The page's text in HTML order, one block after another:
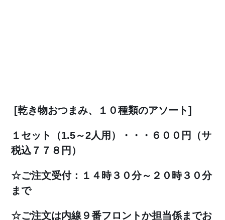
[乾き物おつまみ、１０種類のアソート]
１セット（1.5～2人用）・・・６００円（サ
税込７７８円）
☆ご注文受付：１４時３０分～２０時３０分
まで
☆ご注文は内線９番フロントか担当係までお